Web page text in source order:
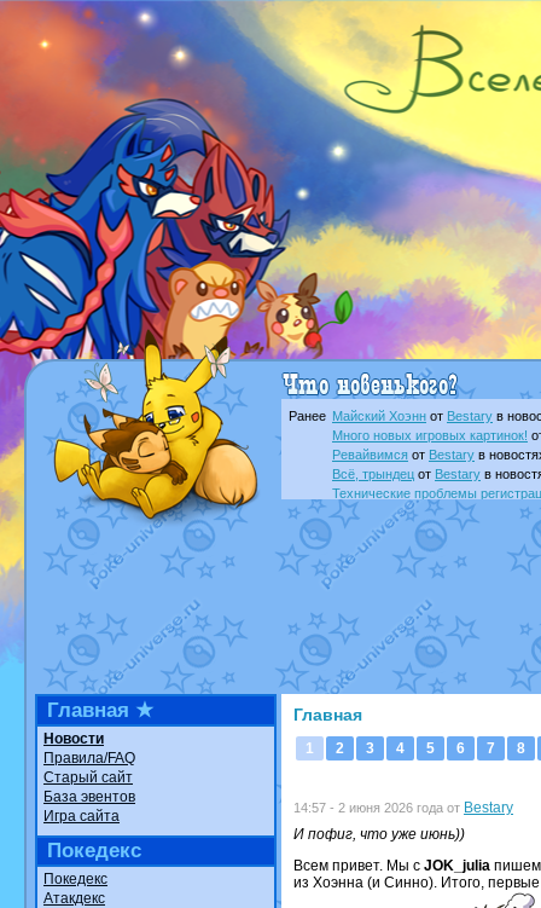
Ранее Майский Хоэнн от Bestary в
Много новых игровых картинок!
Ревайвимся от Bestary в
Всё, трындец от Bestary в
Технические проблемы
доброе утро славянеот
в
Йолда и Мимикьюот
Недовольный котомангуст
от
The Dark Wishmaker от
Randomon
ilovearceus
Raging Boltот GraceDaFox
в
Shadow mismagiusот
в
художник
отvicavica в фанарте.
Главная ★
Новости
Правила/FAQ
Старый сайт
База эвентов
Игра сайта
Покедекс
Покедекс
Атакдекс
Главная
1 2 3 4 5 6 7 8
14:57 - 2 июня 2026 года от Bestary
И пофиг, что уже июнь))
Всем привет. Мы с JOK_julia пишем
из Хоэнна (и Синно). Итого,